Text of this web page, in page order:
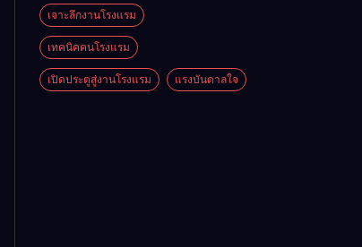
เจาะลึกงานโรงแรม
เทคนิคคนโรงแรม
เปิดประตูสู่งานโรงแรม แรงบันดาลใจ